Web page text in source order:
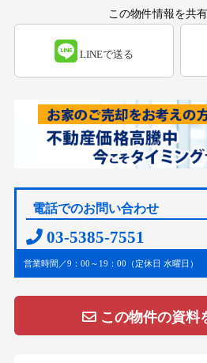
この物件情報を共
LINEで送る
電話でのお問い合わせ
03-5385-7551
営業時間／9：00～19：00（定休日 水曜日）
この物件の資料